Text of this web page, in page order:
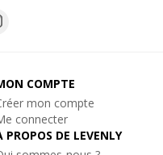
COMPTE
mon compte
connecter
PROPOS DE LEVENLY